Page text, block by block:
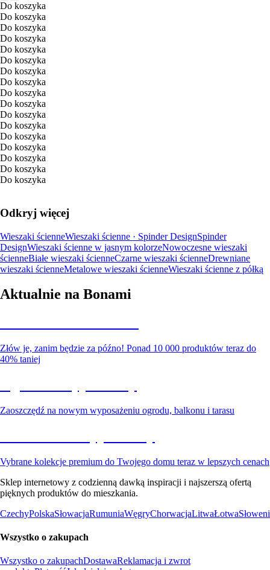
Do koszyka
Do koszyka
Do koszyka
Do koszyka
Do koszyka
Do koszyka
Do koszyka
Do koszyka
Do koszyka
Do koszyka
Do koszyka
Do koszyka
Do koszyka
Do koszyka
Do koszyka
Do koszyka
Do koszyka
Odkryj więcej
Wieszaki ścienneWieszaki ścienne · Spinder DesignSpinder
DesignWieszaki ścienne w jasnym kolorzeNowoczesne wieszaki
ścienneBiałe wieszaki ścienneCzarne wieszaki ścienneDrewniane
wieszaki ścienneMetalowe wieszaki ścienneWieszaki ścienne z półką
Aktualnie na Bonami
Złów je, zanim będzie za późno! Ponad 10 000 produktów teraz do
40% taniej
Zaoszczędź na nowym wyposażeniu ogrodu, balkonu i tarasu
Vybrane kolekcje premium do Twojego domu teraz w lepszych cenach
Sklep internetowy z codzienną dawką inspiracji i najszerszą ofertą
pięknych produktów do mieszkania.
CzechyPolskaSłowacjaRumuniaWęgryChorwacjaLitwaŁotwa
Wszystko o zakupach
Wszystko o zakupachDostawaReklamacja i zwrot